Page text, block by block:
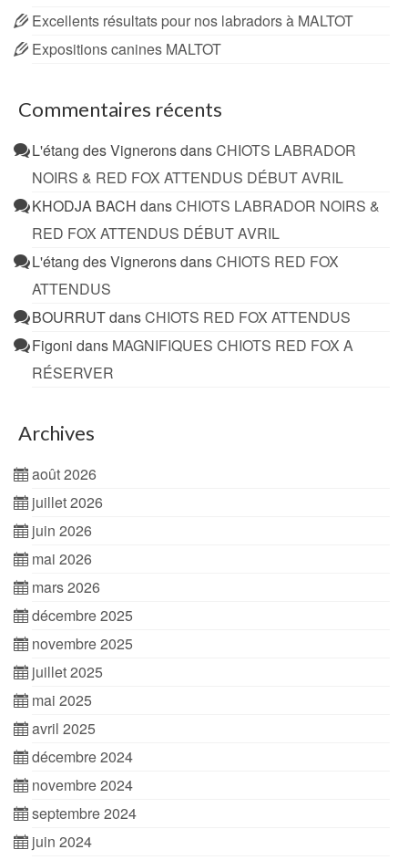
Excellents résultats pour nos labradors à MALTOT
Expositions canines MALTOT
Commentaires récents
L'étang des VigneronsdansCHIOTS LABRADOR
NOIRS & RED FOX ATTENDUS DÉBUT AVRIL
KHODJA BACH dansCHIOTS LABRADOR NOIRS &
RED FOX ATTENDUS DÉBUT AVRIL
L'étang des VigneronsdansCHIOTS RED FOX
ATTENDUS
BOURRUTdansCHIOTS RED FOX ATTENDUS
Figoni dans MAGNIFIQUES CHIOTS RED FOX A
RÉSERVER
Archives
août 2026
juillet 2026
juin 2026
mai 2026
mars 2026
décembre 2025
novembre 2025
juillet 2025
mai 2025
avril 2025
décembre 2024
novembre 2024
septembre 2024
juin 2024